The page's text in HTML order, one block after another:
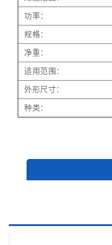
功率：
规格：
净重：
适用范围：
外形尺寸：
种类：